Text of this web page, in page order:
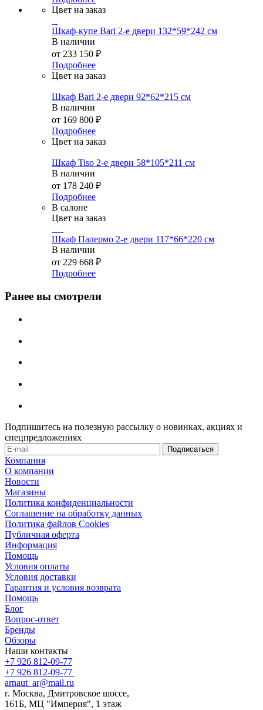
Цвет на заказ
Шкаф-купе Bari 2-е двери 132*59*242 см
В наличии
от 233 150 ₽
Подробнее
Цвет на заказ
Шкаф Bari 2-е двери 92*62*215 см
В наличии
от 169 800 ₽
Подробнее
Цвет на заказ
Шкаф Tiso 2-е двери 58*105*211 см
В наличии
от 178 240 ₽
Подробнее
В салоне
Цвет на заказ
Шкаф Палермо 2-е двери 117*66*220 см
В наличии
от 229 668 ₽
Подробнее
Ранее вы смотрели
Подпишитесь на полезную рассылку о новинках, акциях и
спецпредложениях
Компания
О компании
Новости
Магазины
Политика конфиденциальности
Соглашение на обработку данных
Политика файлов Cookies
Публичная оферта
Информация
Помощь
Условия оплаты
Условия доставки
Гарантия и условия возврата
Помощь
Блог
Вопрос-ответ
Бренды
Обзоры
Наши контакты
+7 926 812-09-77
+7 926 812-09-77
arnaut_ar@mail.ru
г. Москва, Дмитровское шоссе,
161Б, МЦ "Империя", 1 этаж